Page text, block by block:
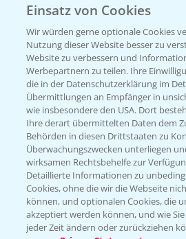
Beratung auf WhatsApp
T.+49 (0)174 346 564 1
KONTAKT
Hilfe in Notfällen
T.+49 (0)214/30-20220
Einsatz von Cookies
Wir würden gerne optionale Cookies
Nutzung dieser Website besser zu
Website zu verbessern und
Werbepartnern zu teilen. Ihre
die in der Datenschutzerklärung im
Übermittlungen an Empfänger in
wie insbesondere den USA. Dort
Ihre derart übermittelten Daten dem
Behörden in diesen Drittstaaten zu
Überwachungszwecken unterliegen
wirksamen Rechtsbehelfe zur
Detaillierte Informationen zu
Cookies, ohne die wir die Webseite
können, und optionalen Cookies, die
akzeptiert werden können, und wie
jeder Zeit ändern oder zurückziehen